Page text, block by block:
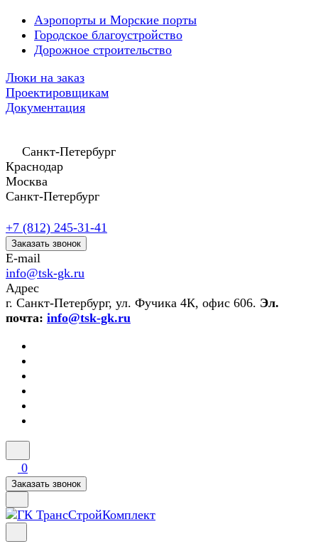
Аэропорты и Морские порты
Городское благоустройство
Дорожное строительство
Люки на заказ
Проектировщикам
Документация
Санкт-Петербург
Краснодар
Москва
Санкт-Петербург
+7 (812) 245-31-41
Заказать звонок
E-mail
info@tsk-gk.ru
Адрес
г. Санкт-Петербург, ул. Фучика 4К, офис 606. Эл.
почта: info@tsk-gk.ru
0
Заказать звонок